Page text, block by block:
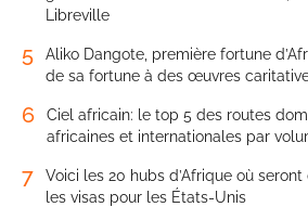
Libreville
5
Aliko Dangote, première fortune
de sa fortune à des œuvres
6
Ciel africain: le top 5 des routes
africaines et internationales par
7
Voici les 20 hubs d’Afrique où
les visas pour les États-Unis